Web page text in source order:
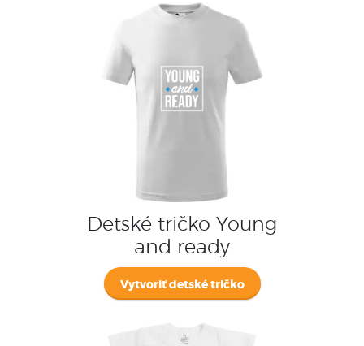
Detské tričko Young
and ready
Vytvoriť detské tričko